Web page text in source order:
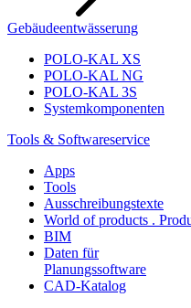
Gebäudeentwässerung
POLO-KAL XS
POLO-KAL NG
POLO-KAL 3S
Systemkomponenten
Tools & Softwareservice
Apps
Tools
Ausschreibungstexte
World of products .
BIM
Daten für
Planungssoftware
CAD-Katalog